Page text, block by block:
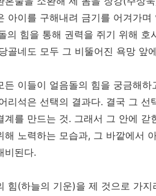
아이를 구해내려 금기를 어겨가
의 힘을 통해 권력을 쥐기 위해
골네도 모두 그 비뚤어진 욕망 앞
든 이들이 얼음돌의 힘을 궁금해
리석은 선택의 결과다. 결국 그
계를 만드는 것. 그래서 그 안에
해 노력하는 모습과, 그 바깥에서
비된다.
힘(하늘의 기운)을 제 것으로 가